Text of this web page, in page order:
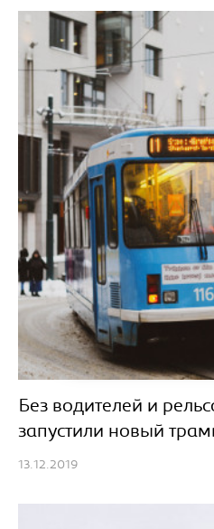
Без водителей и
запустили новый
13.12.2019